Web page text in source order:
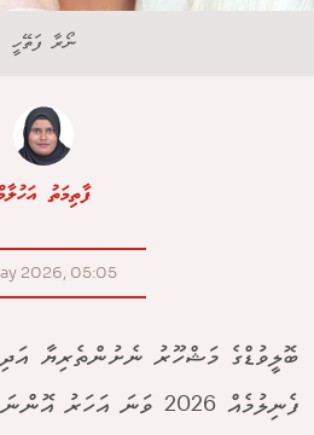
ނޯރާ ފަތޭހީ
ފާތިމަތު
2026, 05:05
ބޮލީވުޑްގެ މަޝްހޫރު ނެށުންތެރިޔާ
ފެނިލުމެއް 2026 ވަނަ